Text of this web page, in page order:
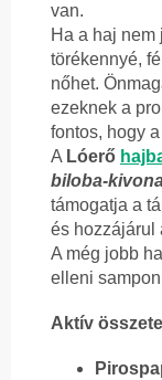
van.
Ha a haj
törékennyé,
nőhet.
ezeknek a
fontos, hogy
A Lóerő
biloba-
támogatja a
és hozzájárul
A még jobb
elleni
Aktív